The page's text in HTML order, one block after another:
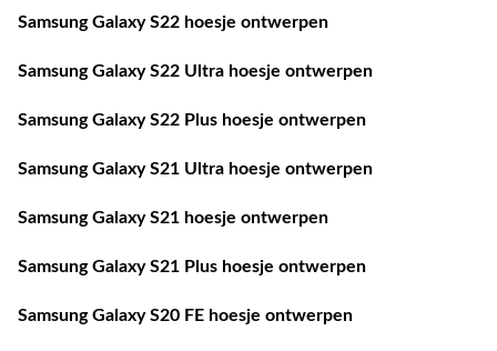
Samsung Galaxy S22 hoesje ontwerpen
Samsung Galaxy S22 Ultra hoesje ontwerpen
Samsung Galaxy S22 Plus hoesje ontwerpen
Samsung Galaxy S21 Ultra hoesje ontwerpen
Samsung Galaxy S21 hoesje ontwerpen
Samsung Galaxy S21 Plus hoesje ontwerpen
Samsung Galaxy S20 FE hoesje ontwerpen